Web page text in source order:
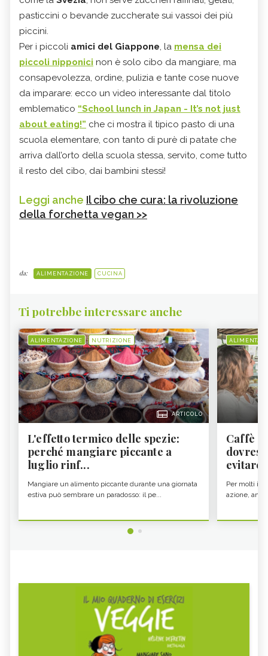
pasticcini o bevande zuccherate sui vassoi dei più
piccini.
Per i piccoli amici del Giappone, la mensa dei
piccoli nipponici non è solo cibo da mangiare, ma
consapevolezza, ordine, pulizia e tante cose nuove
da imparare: ecco un video interessante dal titolo
emblematico “School lunch in Japan - It’s not just
about eating!” che ci mostra il tipico pasto di una
scuola elementare, con tanto di purè di patate che
arriva dall’orto della scuola stessa, servito, come tutto
il resto del cibo, dai bambini stessi!
Leggi anche Il cibo che cura: la rivoluzione
della forchetta vegan >>
da: ALIMENTAZIONE CUCINA
Ti potrebbe interessare anche
ALIMENTAZIONE NUTRIZIONE
ARTICOLO
L'effetto termico delle spezie:
perché mangiare piccante a
luglio rinf...
Mangiare un alimento piccante durante una giornata
estiva può sembrare un paradosso: il pe...
Caffè
evitare
Per molti il
azione,